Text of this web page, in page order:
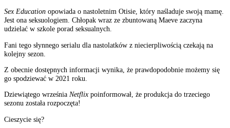
Sex Education opowiada o nastoletnim Otisie, który naśladuje swoją mamę.
Jest ona seksuologiem. Chłopak wraz ze zbuntowaną Maeve zaczyna
udzielać w szkole porad seksualnych.
Fani tego słynnego serialu dla nastolatków z niecierpliwością czekają na
kolejny sezon.
Z obecnie dostępnych informacji wynika, że prawdopodobnie możemy się
go spodziewać w 2021 roku.
Dziewiątego września Netflix poinformował, że produkcja do trzeciego
sezonu została rozpoczęta!
Cieszycie się?